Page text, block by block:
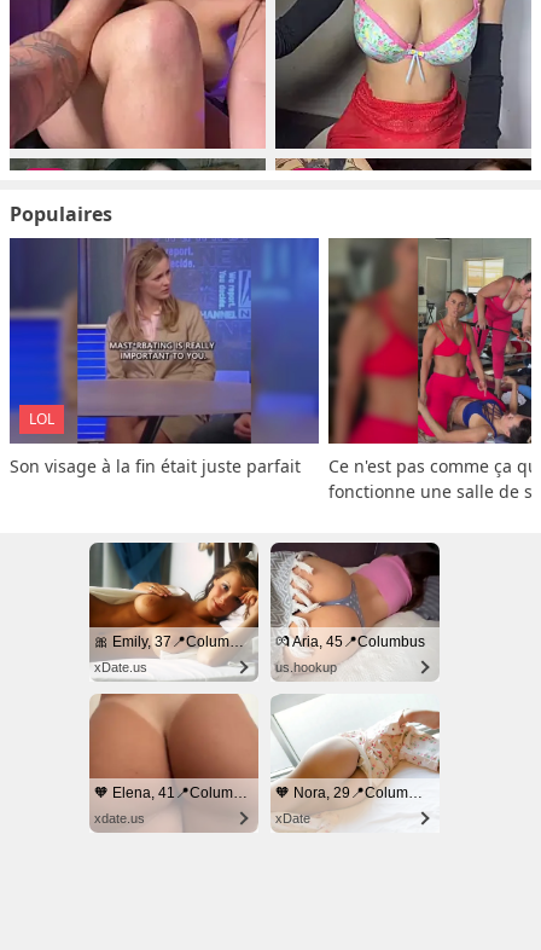
Populaires
LOL
Son visage à la fin était juste parfait
Ce n'est pas comme ça
fonctionne une salle de